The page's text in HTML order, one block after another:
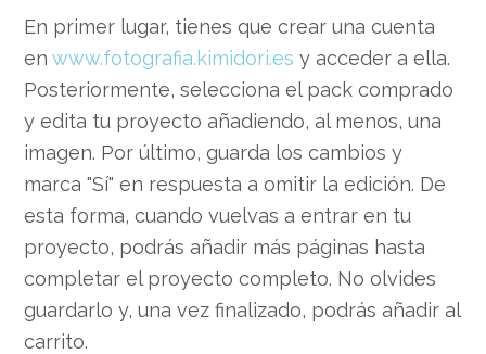
En primer lugar, tienes que crear una cuenta
enwww.fotografia.kimidori.es y acceder a ella.
Posteriormente, selecciona el pack comprado
y edita tu proyecto añadiendo, al menos, una
imagen. Por último, guarda los cambios y
marca "Sí" en respuesta a omitir la edición. De
esta forma, cuando vuelvas a entrar en tu
proyecto, podrás añadir más páginas hasta
completar el proyecto completo. No olvides
guardarlo y, una vez finalizado, podrás añadir al
carrito.